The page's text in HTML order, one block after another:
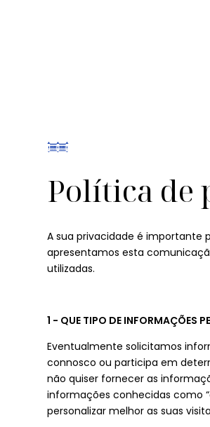
Política de
A sua privacidade é importante
apresentamos esta
utilizadas.
1 - QUE TIPO DE INFORMAÇÕES
Eventualmente solicitamos
connosco ou participa em
não quiser fornecer as
informações conhecidas como
personalizar melhor as suas